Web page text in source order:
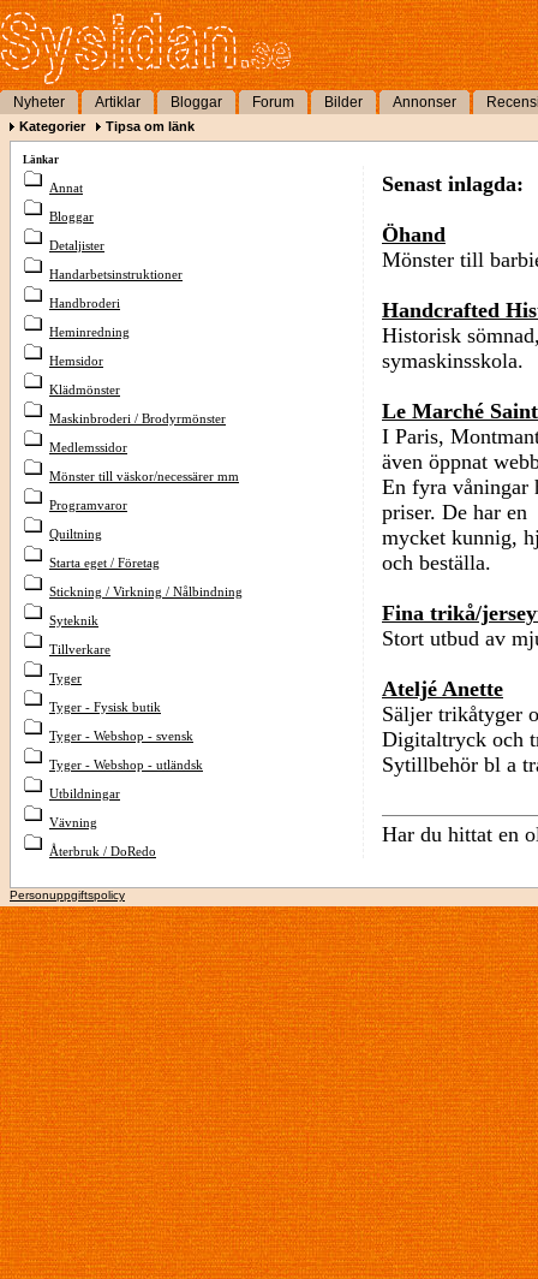
Nyheter Artiklar Bloggar Forum Bilder Annonser
Kategorier Tipsa om länk
Länkar
Annat
Bloggar
Detaljister
Handarbetsinstruktioner
Handbroderi
Heminredning
Hemsidor
Klädmönster
Maskinbroderi / Brodyrmönster
Medlemssidor
Mönster till väskor/necessärer mm
Programvaror
Quiltning
Starta eget / Företag
Stickning / Virkning / Nålbindning
Syteknik
Tillverkare
Tyger
Tyger - Fysisk butik
Tyger - Webshop - svensk
Tyger - Webshop - utländsk
Utbildningar
Vävning
Återbruk / DoRedo
Senast inlagda:
Öhand
Mönster till
Handcrafted
Historisk
symaskinsskola.
Le Marché
I Paris,
även öppnat
En fyra våningar
priser. De har en
mycket kunnig,
och beställa.
Fina trikå/
Stort utbud av
Ateljé Anette
Säljer trikåtyger
Digitaltryck och
Sytillbehör bl a
Har du hittat en
Personuppgiftspolicy